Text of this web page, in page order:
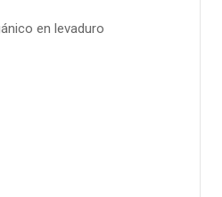
en levaduro